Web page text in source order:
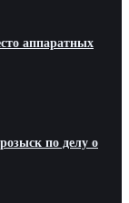
аппаратных
по делу о